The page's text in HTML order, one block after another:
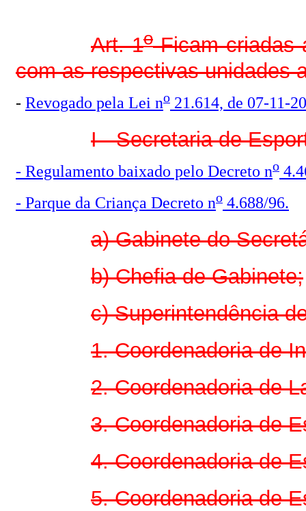
Art. 1oFicam criadas
com as respectivas unidades
- Revogado pela Lei no 21.614, de 07-11-
I - Secretaria de
- Regulamento baixado pelo Decreto no
- Parque da Criança Decreto no 4.688/96.
a) Gabinete do
b) Chefia de Gabinete;
c) Superintendência
1. Coordenadoria de
2. Coordenadoria de
3. Coordenadoria de
4. Coordenadoria de
5. Coordenadoria de